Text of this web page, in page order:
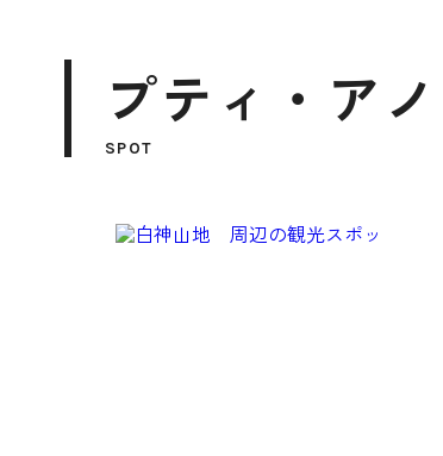
プティ・ア
SPOT